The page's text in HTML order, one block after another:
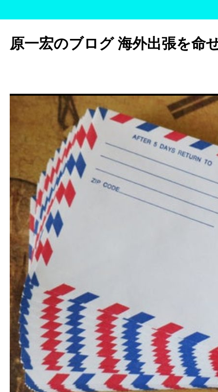
テ
ン
ッ
原一宏のブログ 海外出張を命